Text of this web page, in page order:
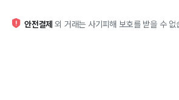
안전결제 외 거래는 사기피해 보호를 받을 수 없